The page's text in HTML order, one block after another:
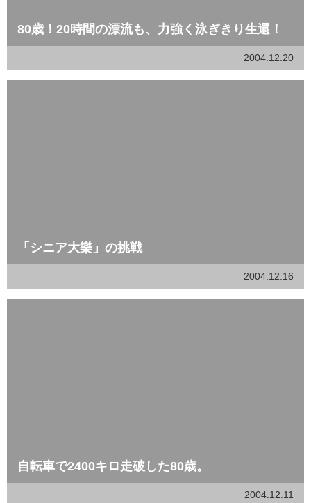
80歳！20時間の漂流も、力強く泳ぎきり生還！
2004.12.20
「シニア大樂」の挑戦
2004.12.16
自転車で2400キロ走破した80歳。
2004.12.11